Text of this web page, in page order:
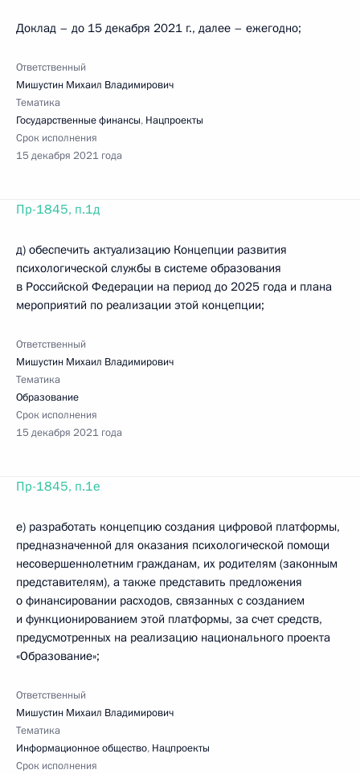
Доклад – до 15 декабря 2021 г., далее – ежегодно;
Ответственный
Мишустин Михаил Владимирович
Тематика
Государственные финансы, Нацпроекты
Срок исполнения
15 декабря 2021 года
Пр-1845, п.1д
д) обеспечить актуализацию Концепции развития
психологической службы в системе образования
в Российской Федерации на период до 2025 года и плана
мероприятий по реализации этой концепции;
Ответственный
Мишустин Михаил Владимирович
Тематика
Образование
Срок исполнения
15 декабря 2021 года
Пр-1845, п.1е
е) разработать концепцию создания цифровой платформы,
предназначенной для оказания психологической помощи
несовершеннолетним гражданам, их родителям (законным
представителям), а также представить предложения
о финансировании расходов, связанных с созданием
и функционированием этой платформы, за счет средств,
предусмотренных на реализацию национального проекта
«Образование»;
Ответственный
Мишустин Михаил Владимирович
Тематика
Информационное общество, Нацпроекты
Срок исполнения